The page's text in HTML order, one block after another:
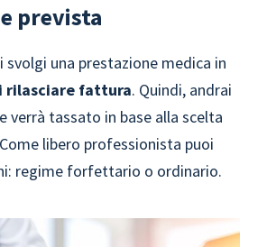
prevista
svolgi una prestazione medica in
rilasciare fattura. Quindi, andrai
verrà tassato in base alla scelta
libero professionista puoi
regime forfettario o ordinario.